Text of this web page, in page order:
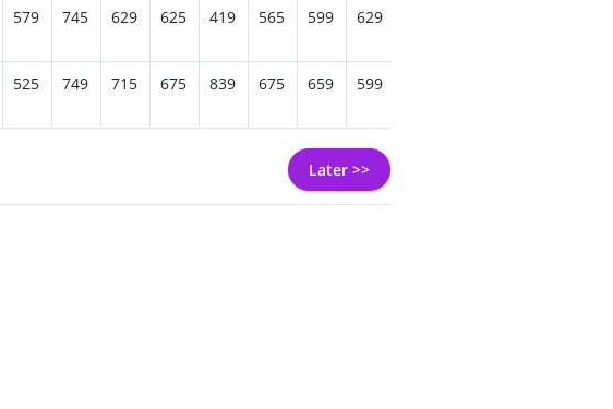
579 745 629 625 419 565 599 629
525 749 715 675 839 675 659 599
Later >>